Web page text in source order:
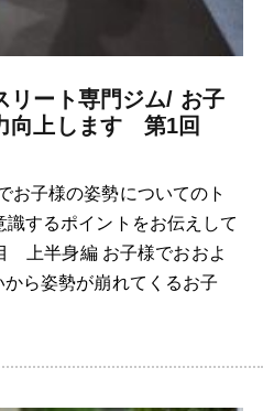
ート専門ジム/ お子
向上します 第1回
お子様の姿勢についてのト
するポイントをお伝えして
上半身編 お子様でおおよ
ら姿勢が崩れてくるお子